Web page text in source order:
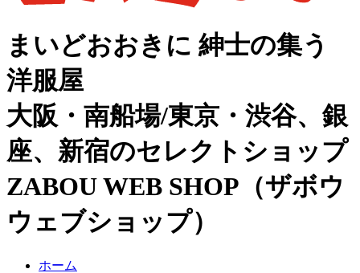
まいどおおきに 紳士の集う
洋服屋
大阪・南船場/東京・渋谷、銀
座、新宿のセレクトショップ
ZABOU WEB SHOP（ザボウ
ウェブショップ）
ホーム